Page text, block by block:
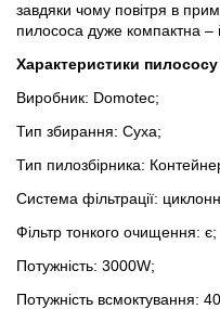
завдяки чому повітря в
пилососа дуже компактна –
Характеристики
Виробник: Domotec;
Тип збирання: Суха;
Тип пилозбірника:
Система фільтрації:
Фільтр тонкого очищення: є;
Потужність: 3000W;
Потужність всмоктування: